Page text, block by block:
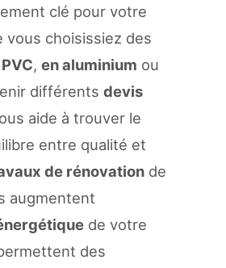
clé pour votre
vous choisissiez des
, en aluminium ou
différents devis
aide à trouver le
entre qualité et
de rénovation de
augmentent
de votre
des